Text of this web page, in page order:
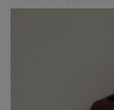
身高170cm／胸圍Bust
腰圍Waist：60cm／臀
試穿報告：模特兒穿著